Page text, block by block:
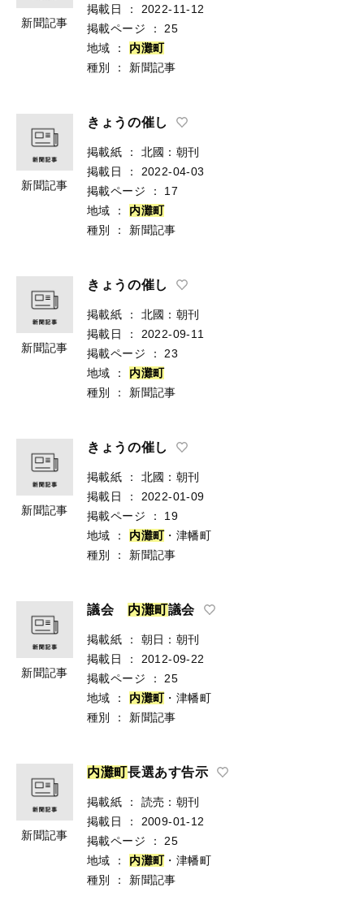
新聞記事
掲載日
：
2022-11-12
掲載ページ
：
25
地域
： 内灘町
種別
： 新聞記事
新聞記事
きょうの催し
掲載紙 ：
北國：朝刊
掲載日
：
2022-04-03
掲載ページ
：
17
地域
： 内灘町
種別
： 新聞記事
新聞記事
きょうの催し
掲載紙 ：
北國：朝刊
掲載日
：
2022-09-11
掲載ページ
：
23
地域
： 内灘町
種別
： 新聞記事
新聞記事
きょうの催し
掲載紙 ：
北國：朝刊
掲載日
：
2022-01-09
掲載ページ
：
19
地域
： 内灘町・津幡町
種別
： 新聞記事
新聞記事
議会 内灘町議会
掲載紙 ：
朝日：朝刊
掲載日
：
2012-09-22
掲載ページ
：
25
地域
： 内灘町・津幡町
種別
： 新聞記事
新聞記事
内灘町長選あす告示
掲載紙 ：
読売：朝刊
掲載日
：
2009-01-12
掲載ページ
：
25
地域
： 内灘町・津幡町
種別
： 新聞記事